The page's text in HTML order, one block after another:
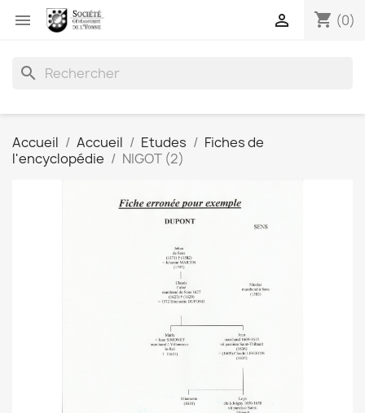
 shopping_cart (0)

search
Accueil Accueil Etudes
Fiches de
l'encyclopédie
NIGOT (2)